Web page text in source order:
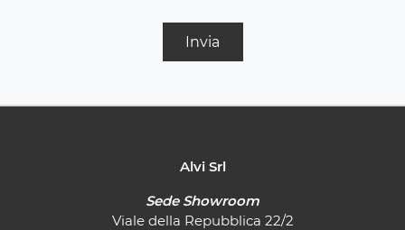
Invia
Alvi Srl
Sede Showroom
Viale della Repubblica 22/2